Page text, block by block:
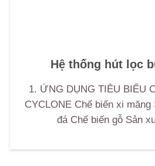
Hệ thống hút lọc
1. ỨNG DỤNG TIÊU BIỂU
CYCLONE Chế biến xi
đá Chế biến gỗ Sản